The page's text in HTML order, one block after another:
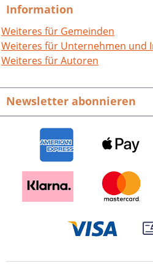
Jahre jüngeren
Zudem trifft Goethe an
Neckar alte Freunde.
alter deutscher und
Heidelberg, werden
Buch geht es dem
am Rande um das
alte Kunst“. Es wird
Wein selbst ein
gewesen ist. Einen
daher auch die
des Weins im Leben
Reise an Rhein,
Seiten mit 14
11,90.
Information
Weiteres für Gemeinden
Weiteres für Unternehmen und
Weiteres für Autoren
Newsletter abonnieren